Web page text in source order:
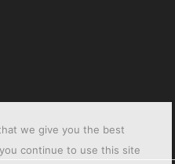
we give you the best
continue to use this site